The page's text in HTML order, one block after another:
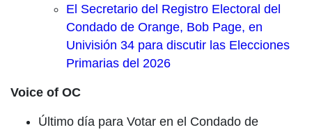
El Secretario del Registro Electoral del
Condado de Orange, Bob Page, en
Univisión 34 para discutir las Elecciones
Primarias del 2026
Voice of OC
Último día para Votar en el Condado de